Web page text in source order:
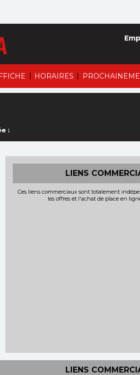
| HORAIRES |
:
LIENS
Ces liens commerciaux sont totalement
les offres et l'achat de place en
LIENS